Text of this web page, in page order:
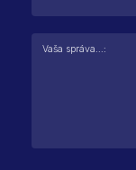
Vaša správa...: